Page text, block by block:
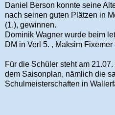
Daniel Berson konnte seine
nach seinen guten Plätzen in
(1.), gewinnen.
Dominik Wagner wurde beim
DM in Verl 5. , Maksim Fixemer
Für die Schüler steht am
dem Saisonplan, nämlich die
Schulmeisterschaften in